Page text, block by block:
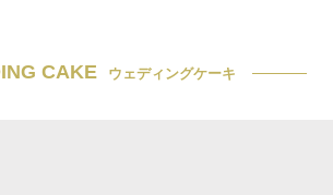
CAKE ウェディングケーキ